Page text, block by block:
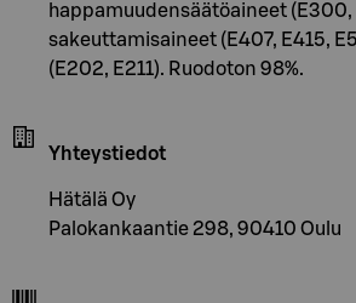
happamuudensäätöaineet (E300,
sakeuttamisaineet (E407, E415,
(E202, E211). Ruodoton 98%.
Yhteystiedot
Hätälä Oy
Palokankaantie 298, 90410 Oulu